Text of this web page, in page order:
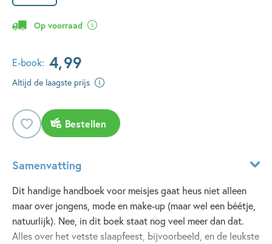
Op voorraad
E-book: 4,99
Altijd de laagste prijs
Bestellen
Samenvatting
Dit handige handboek voor meisjes gaat heus niet alleen
maar over jongens, mode en make-up (maar wel een béétje,
natuurlijk). Nee, in dit boek staat nog veel meer dan dat.
Alles over het vetste slaapfeest, bijvoorbeeld, en de leukste